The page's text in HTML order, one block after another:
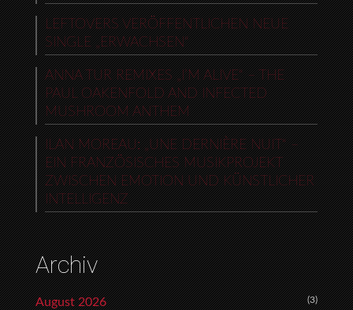
LEFTOVERS VERÖFFENTLICHEN NEUE
SINGLE „ERWACHSEN“
ANNA TUR REMIXES „I’M ALIVE“ – THE
PAUL OAKENFOLD AND INFECTED
MUSHROOM ANTHEM
ILAN MOREAU: „UNE DERNIÈRE NUIT“ –
EIN FRANZÖSISCHES MUSIKPROJEKT
ZWISCHEN EMOTION UND KÜNSTLICHER
INTELLIGENZ
Archiv
August 2026 (3)